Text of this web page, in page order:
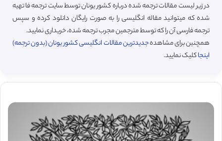
در زیر لیست مقالات ترجمه شده درباره کشور یونان توسط سایت ترجمه فا تهیه
شده که میتوانید مقاله انگلیسی را به صورت رایگان دانلود کرده و سپس
ترجمه فارسی آن را که توسط مترجمین مجرب ترجمه شده، خریداری نمایید.
همچنین برای مشاهدهجدیدترین مقالات انگلیسی کشور یونان (بدون ترجمه)
اینجاکلیک نمایید.